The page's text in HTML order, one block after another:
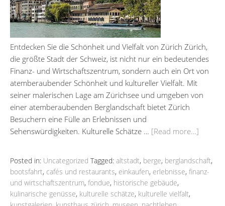
Entdecken Sie die Schönheit und Vielfalt von Zürich Zürich,
die größte Stadt der Schweiz, ist nicht nur ein bedeutendes
Finanz- und Wirtschaftszentrum, sondern auch ein Ort von
atemberaubender Schönheit und kultureller Vielfalt. Mit
seiner malerischen Lage am Zürichsee und umgeben von
einer atemberaubenden Berglandschaft bietet Zürich
Besuchern eine Fülle an Erlebnissen und
Sehenswürdigkeiten. Kulturelle Schätze … [Read more…]
Posted in: Uncategorized Tagged: altstadt, berge, berglandschaft,
bootsfahrt, cafés und restaurants, einkaufen, erlebnisse, finanz-
und wirtschaftszentrum, fondue, historische gebäude,
kulinarische genüsse, kulturelle schätze, kulturelle vielfalt,